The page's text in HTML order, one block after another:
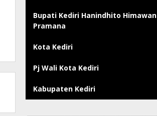
Bupati Kediri Hanindhito Himawan
Pramana
Kota Kediri
Pj Wali Kota Kediri
Kabupaten Kediri